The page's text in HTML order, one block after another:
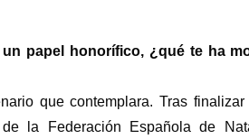
papel honorífico, ¿qué te ha
que contemplara. Tras
la Federación Española de